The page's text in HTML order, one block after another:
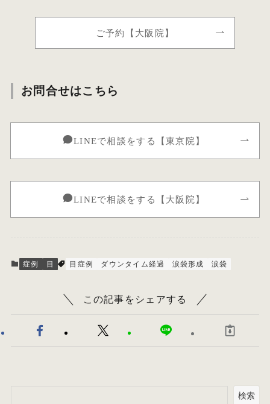
ご予約【大阪院】
お問合せはこちら
LINEで相談をする【東京院】
LINEで相談をする【大阪院】
症例 目 目症例 ダウンタイム経過 涙袋形成 涙袋
この記事をシェアする
検索